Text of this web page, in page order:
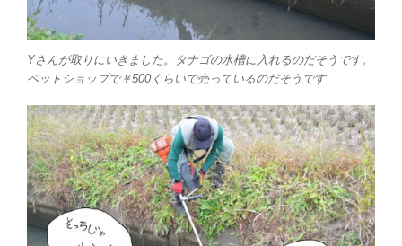
Yさんが取りにいきました。タナゴの水槽に入れるのだそうです。
ペットショップで￥500くらいで売っているのだそうです